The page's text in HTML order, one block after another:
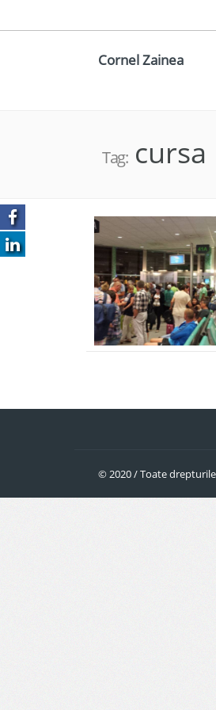
Cornel Zainea
Tag:cursa
© 2020 / Toate